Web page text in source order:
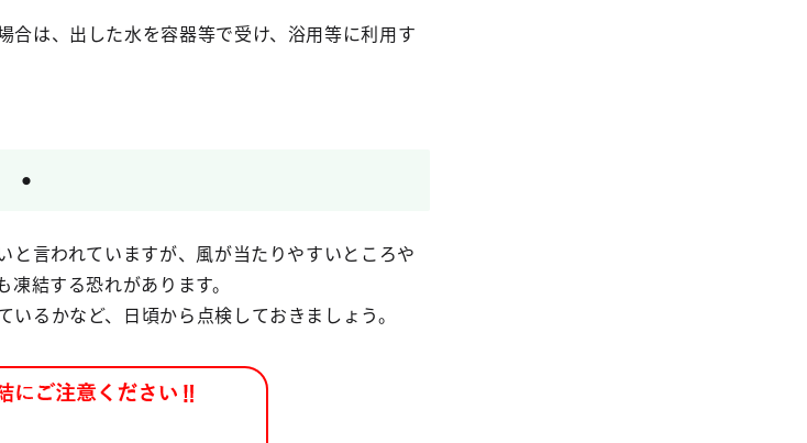
は、出した水を容器等で受け、浴用等に利用す
言われていますが、風が当たりやすいところや
結する恐れがあります。
るかなど、日頃から点検しておきましょう。